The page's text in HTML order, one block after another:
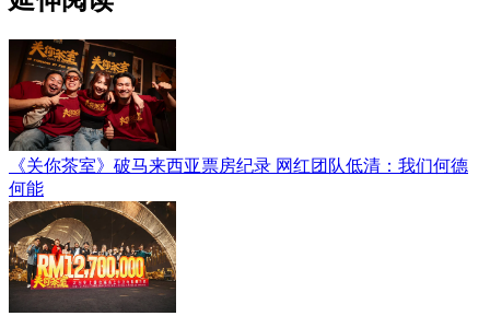
《关你茶室》破马来西亚票房纪录 网红团队低清：我们何德
何能